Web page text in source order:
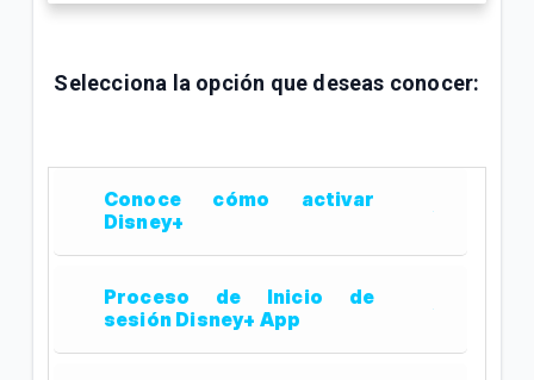
Selecciona la opción que deseas conocer:
Conoce cómo activar
Disney+
Proceso de Inicio de
sesión Disney+ App